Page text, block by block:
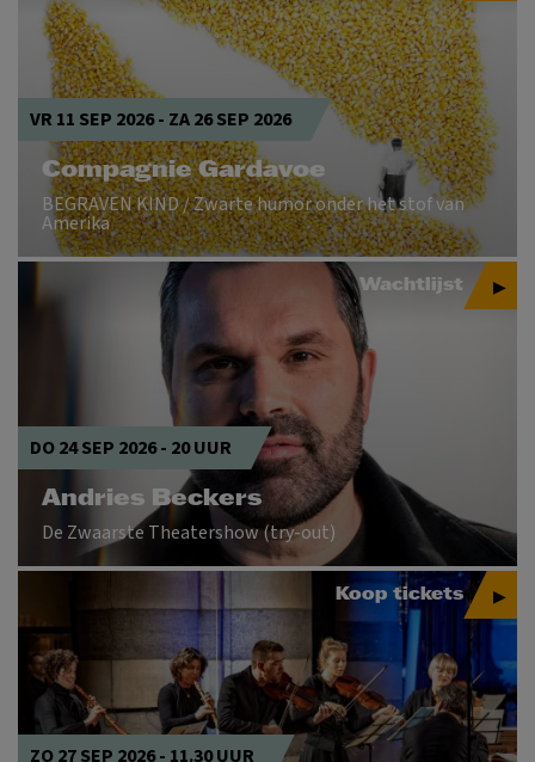
VR 11 SEP 2026- ZA 26 SEP 2026
Compagnie Gardavoe
BEGRAVEN KIND / Zwarte humor onder het stof van
Amerika
Wachtlijst
DO 24 SEP 2026 - 20 UUR
Andries Beckers
De Zwaarste Theatershow (try-out)
Koop tickets
ZO 27 SEP 2026 - 11.30 UUR